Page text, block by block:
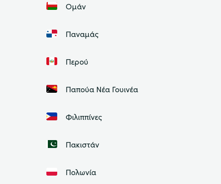
Ομάν
Παναμάς
Περού
Παπούα Νέα Γουινέα
Φιλιππίνες
Πακιστάν
Πολωνία